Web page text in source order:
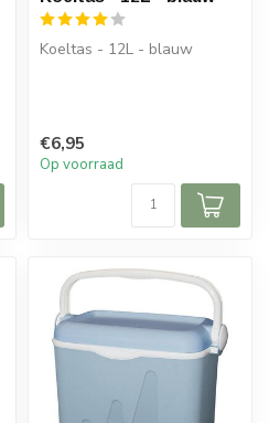
Koeltas - 12L - blauw
€6,95
Op voorraad